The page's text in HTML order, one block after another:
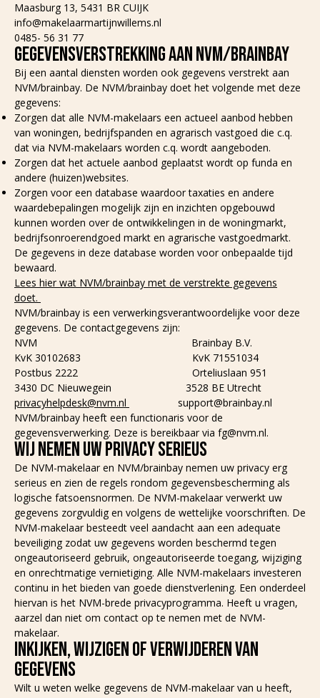
Maasburg 13, 5431 BR CUIJK
info@makelaarmartijnwillems.nl
0485- 56 31 77
GEGEVENSVERSTREKKING AAN NVM/BRAINBAY
Bij een aantal diensten worden ook gegevens verstrekt aan
NVM/brainbay. De NVM/brainbay doet het volgende met deze
gegevens:
Zorgen dat alle NVM-makelaars een actueel aanbod hebben
van woningen, bedrijfspanden en agrarisch vastgoed die c.q.
dat via NVM-makelaars worden c.q. wordt aangeboden.
Zorgen dat het actuele aanbod geplaatst wordt op funda en
andere (huizen)websites.
Zorgen voor een database waardoor taxaties en andere
waardebepalingen mogelijk zijn en inzichten opgebouwd
kunnen worden over de ontwikkelingen in de woningmarkt,
bedrijfsonroerendgoed markt en agrarische vastgoedmarkt.
De gegevens in deze database worden voor onbepaalde tijd
bewaard.
Lees hier wat NVM/brainbay met de verstrekte gegevens
doet.
NVM/brainbay is een verwerkingsverantwoordelijke voor deze
gegevens. De contactgegevens zijn:
NVM Brainbay B.V.
KvK 30102683 KvK 71551034
Postbus 2222 Orteliuslaan 951
3430 DC Nieuwegein 3528 BE Utrecht
privacyhelpdesk@nvm.nl
support@brainbay.nl
NVM/brainbay heeft een functionaris voor de
gegevensverwerking. Deze is bereikbaar via fg@nvm.nl.
WIJ NEMEN UW PRIVACY SERIEUS
De NVM-makelaar en NVM/brainbay nemen uw privacy erg
serieus en zien de regels rondom gegevensbescherming als
logische fatsoensnormen. De NVM-makelaar verwerkt uw
gegevens zorgvuldig en volgens de wettelijke voorschriften. De
NVM-makelaar besteedt veel aandacht aan een adequate
beveiliging zodat uw gegevens worden beschermd tegen
ongeautoriseerd gebruik, ongeautoriseerde toegang, wijziging
en onrechtmatige vernietiging. Alle NVM-makelaars investeren
continu in het bieden van goede dienstverlening. Een onderdeel
hiervan is het NVM-brede privacyprogramma. Heeft u vragen,
aarzel dan niet om contact op te nemen met de NVM-
makelaar.
INKIJKEN, WIJZIGEN OF VERWIJDEREN VAN
GEGEVENS
Wilt u weten welke gegevens de NVM-makelaar van u heeft,